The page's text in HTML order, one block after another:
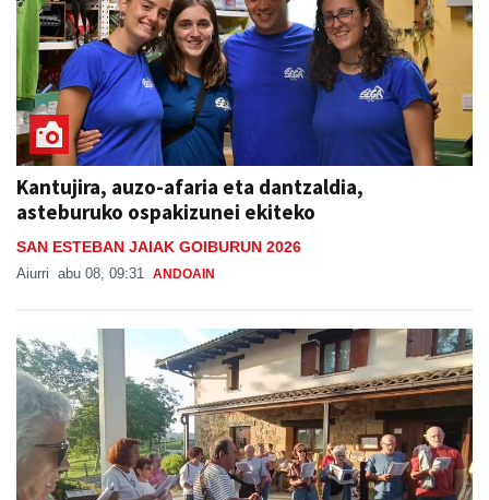
Kantujira, auzo-afaria eta dantzaldia,
asteburuko ospakizunei ekiteko
SAN ESTEBAN JAIAK GOIBURUN 2026
Aiurri abu 08, 09:31 ANDOAIN